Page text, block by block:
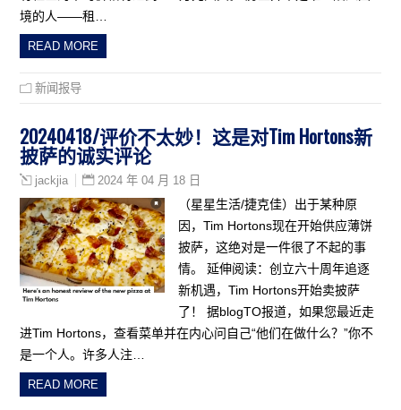
境的人——租…
READ MORE
新闻报导
20240418/评价不太妙！这是对Tim Hortons新
披萨的诚实评论
jackjia 2024 年 04 月 18 日
（星星生活/捷克佳）出于某种原
因，Tim Hortons现在开始供应薄饼
披萨，这绝对是一件很了不起的事
情。 延伸阅读：创立六十周年追逐
新机遇，Tim Hortons开始卖披萨
了！ 据blogTO报道，如果您最近走
进Tim Hortons，查看菜单并在内心问自己“他们在做什么？”你不
是一个人。许多人注…
READ MORE